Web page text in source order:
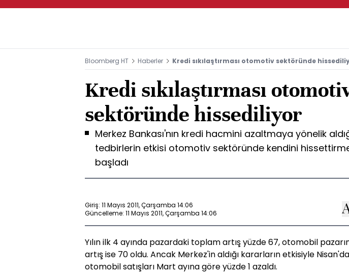
Bloomberg HT Haberler Kredi sıkılaştırması otomotiv sektöründe
Kredi sıkılaştırması
sektöründe hissediliyor
Merkez Bankası'nın kredi hacmini azaltmaya yönelik
tedbirlerin etkisi otomotiv sektöründe kendini
başladı
Giriş: 11 Mayıs 2011, Çarşamba 14:06
Güncelleme: 11 Mayıs 2011, Çarşamba 14:06
Yılın ilk 4 ayında pazardaki toplam artış yüzde 67, otomobil
artış ise 70 oldu. Ancak Merkez'in aldığı kararların etkisiyle Nisan'da
otomobil satışları Mart ayına göre yüzde 1 azaldı.